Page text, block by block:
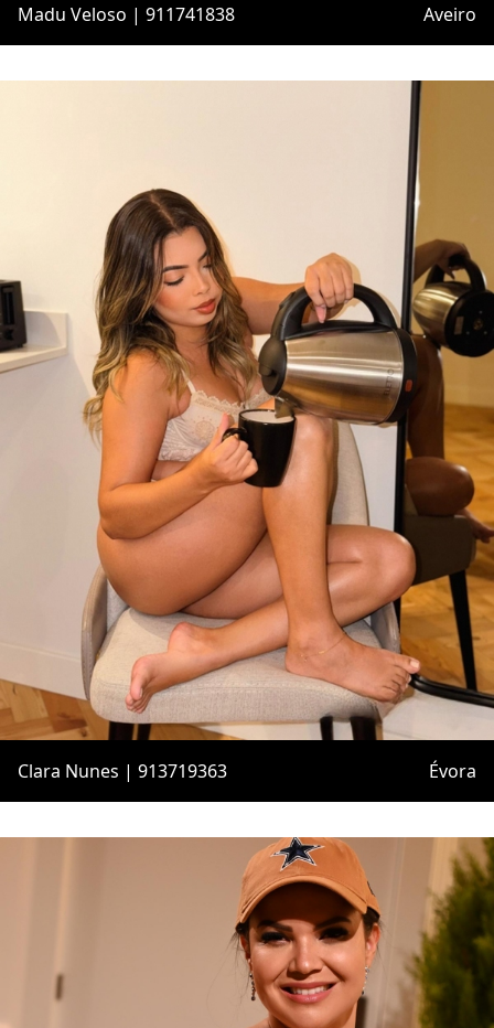
Madu Veloso | 911741838 Aveiro
Clara Nunes | 913719363 Évora